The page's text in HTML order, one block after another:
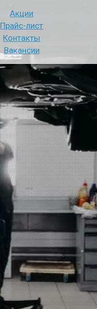
Акции
Прайс-лист
Контакты
Вакансии